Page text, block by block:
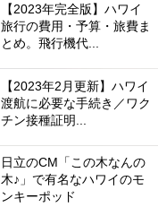
【2023年完全版】ハワイ
旅行の費用・予算・旅費ま
とめ。飛行機代...
【2023年2月更新】ハワイ
渡航に必要な手続き／ワク
チン接種証明...
日立のCM「この木なんの
木♪」で有名なハワイのモ
ンキーポッド